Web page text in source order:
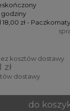
godziny
18,00 zł -
ewentualnych
kosztów dostawy
zł
dostawy
do